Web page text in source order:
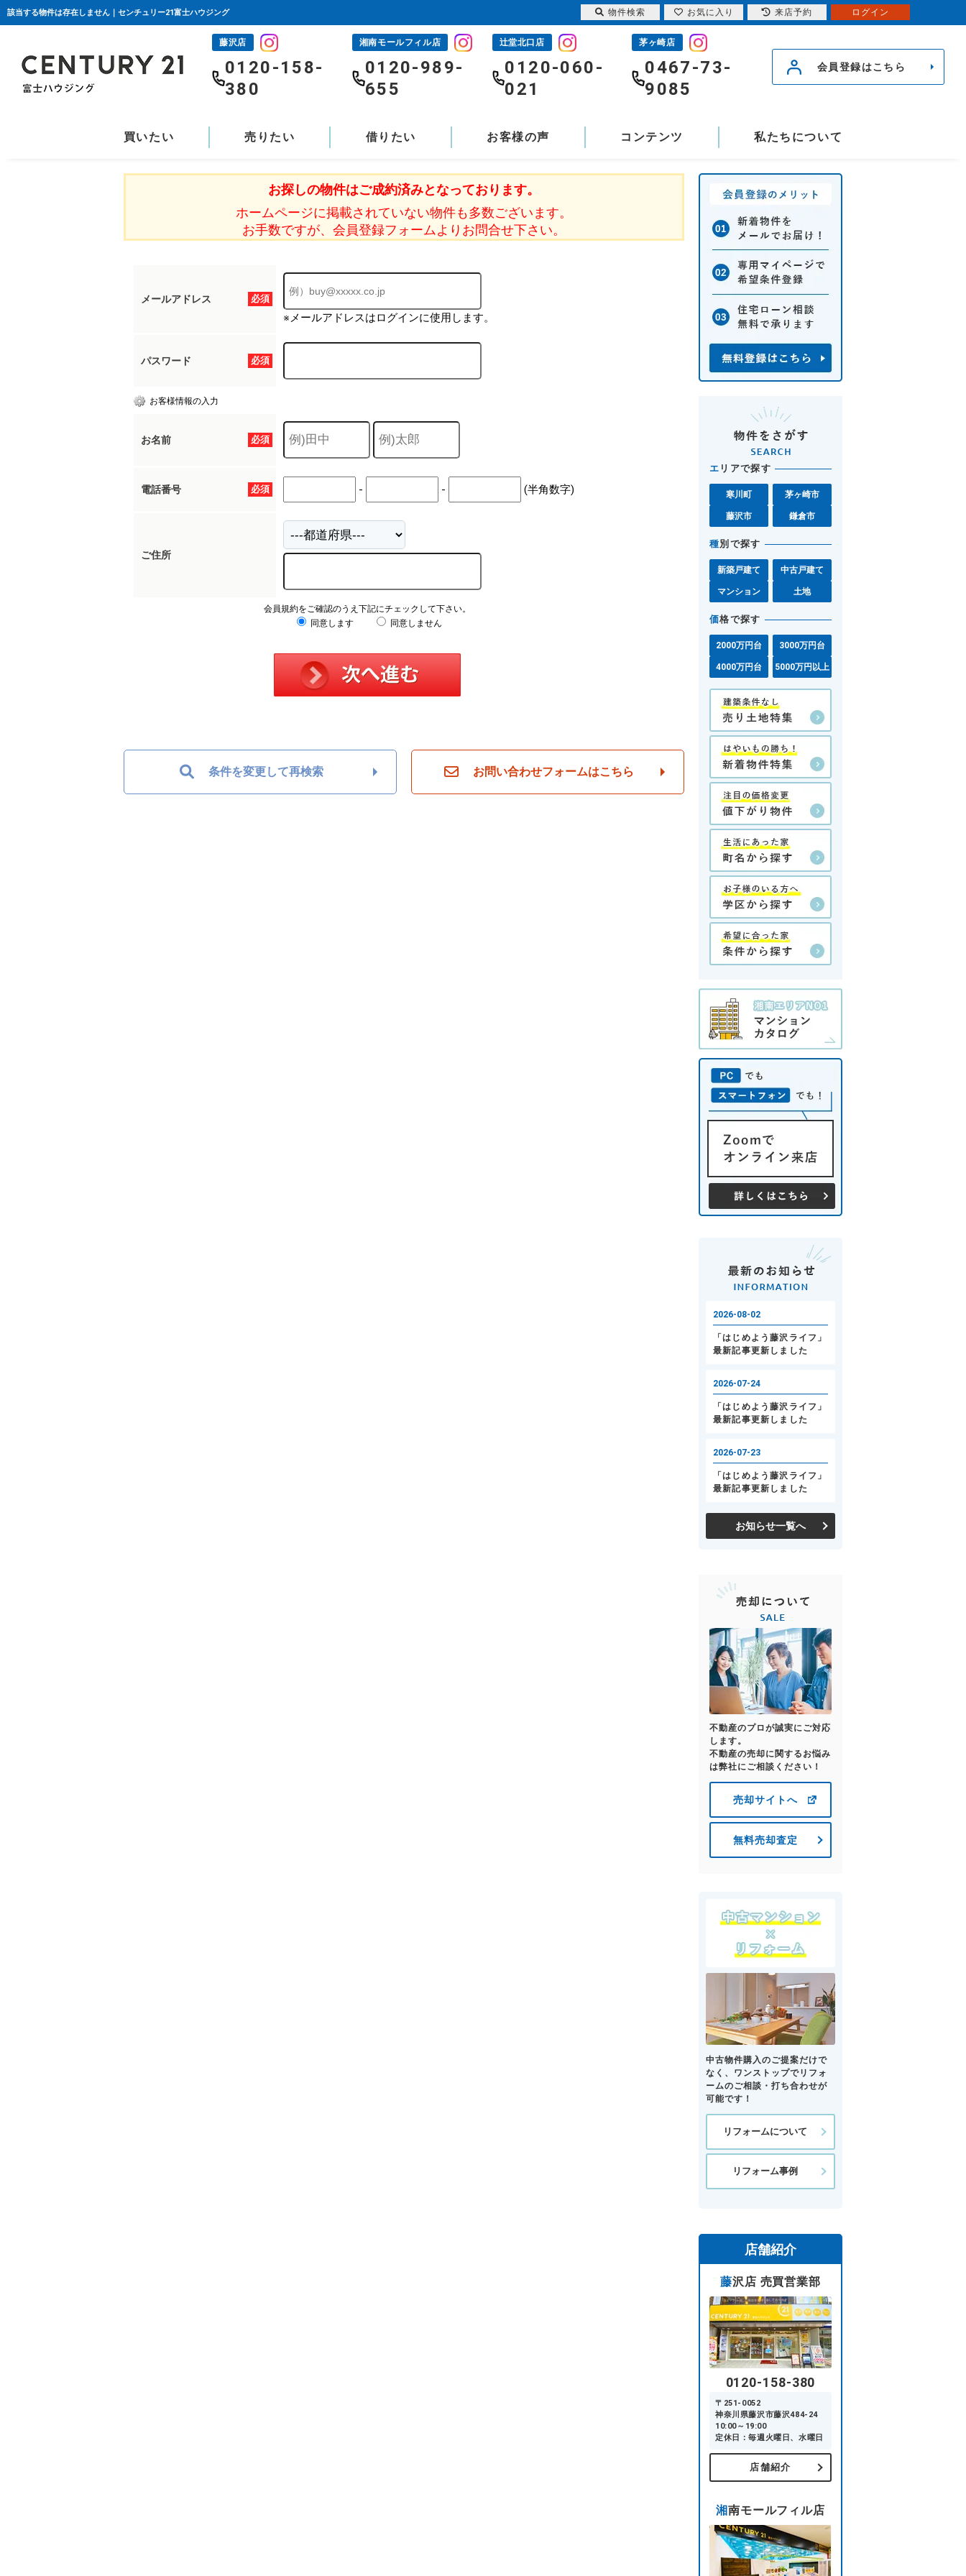
該当する物件は存在しません｜センチュリー21富士ハウジング
藤沢店
0120-158-
380
湘南モールフィル店
0120-989-
655
辻堂北口店
0120-060-
021
茅ヶ崎店
0467-73-
9085
会員登録はこちら
買いたい 売りたい 借りたい お客様の声 コンテンツ 私たちについて
お探しの物件はご成約済みとなっております。
ホームページに掲載されていない物件も多数ございます。
お手数ですが、会員登録フォームよりお問合せ下さい。
必須
メールアドレス
※メールアドレスはログインに使用します。
必須
パスワード
お客様情報の入力
必須
お名前
必須
電話番号 - - (半角数字)
ご住所
会員規約をご確認のうえ下記にチェックして下さい。
同意します
同意しません
条件を変更して再検索 お問い合わせフォームはこちら
エ リアで探す
寒川町 茅ヶ崎市
藤沢市 鎌倉市
種別で探す
新築戸建て 中古戸建て
マンション 土地
価格で探す
2000万円台 3000万円台
4000万円台 5000万円以上
お知らせ一覧へ
不動産のプロが誠実にご対応
します。
不動産の売却に関するお悩み
は弊社にご相談ください！
売却サイトへ
無料売却査定
中古物件購入のご提案だけで
なく、ワンストップでリフォ
ームのご相談・打ち合わせが
可能です！
リフォームについて
リフォーム事例
店舗紹介
藤沢店 売買営業部
0120-158-380
〒251-0052
神奈川県藤沢市藤沢484-24
10:00～19:00
定休日：毎週火曜日、水曜日
店舗紹介
湘南モールフィル店
物件検索 お気に入り 来店予約 ログイン